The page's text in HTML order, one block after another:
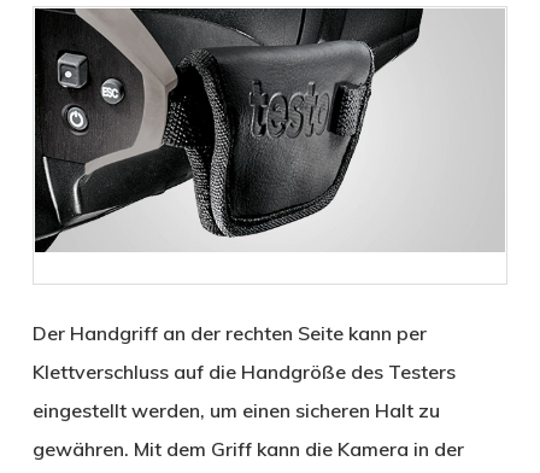
Der Handgriff an der rechten Seite kann per
Klettverschluss auf die Handgröße des Testers
eingestellt werden, um einen sicheren Halt zu
gewähren. Mit dem Griff kann die Kamera in der